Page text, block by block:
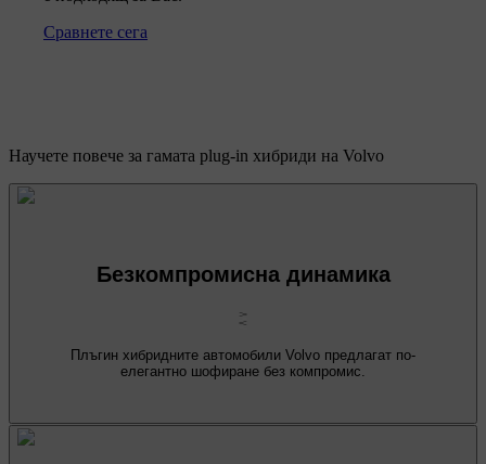
Сравнете сега
Научете повече за гамата plug-in хибриди на Volvo
Безкомпромисна динамика
Плъгин хибридните автомобили Volvo предлагат по-
елегантно шофиране без компромис.